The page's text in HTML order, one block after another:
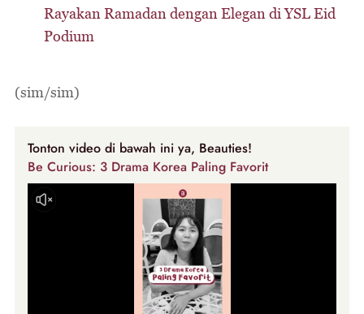
Rayakan Ramadan dengan Elegan di YSL Eid
Podium
(sim/sim)
Tonton video di bawah ini ya, Beauties!
Be Curious: 3 Drama Korea Paling Favorit